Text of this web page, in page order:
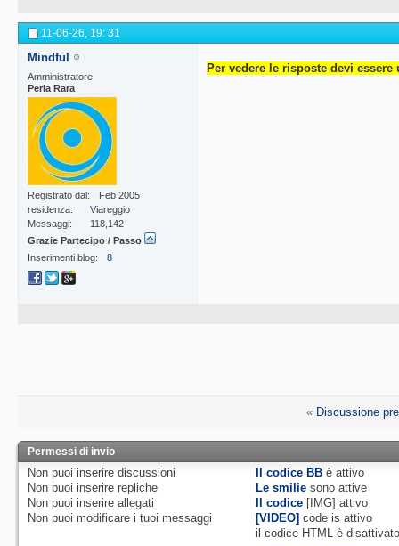
11-06-26, 19: 31
Mindful
Amministratore
Perla Rara
Registrato dal
Feb 2005
residenza
Viareggio
Messaggi
118,142
Grazie Partecipo / Passo
Inserimenti blog
8
Per vedere le risposte devi
« Discussione
Permessi di invio
Non puoi inserire discussioni
Non puoi inserire repliche
Non puoi inserire allegati
Non puoi modificare i tuoi messaggi
Il codice BB èattivo
Le smilie sono attive
Il codice [IMG]attivo
[VIDEO] code isattivo
il codice HTML è